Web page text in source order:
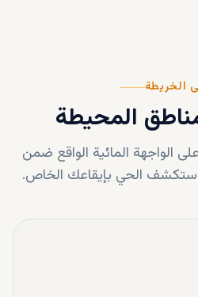
الخريطة
المحيطة
الواجهة المائية الواقع ضمن
الحي بإيقاعك الخاص.